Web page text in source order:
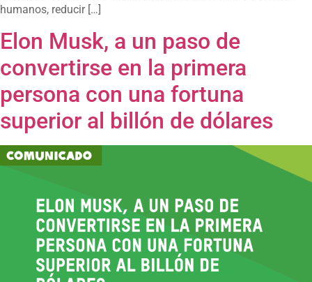
humanos, reducir […]
Elon Musk, a un paso de
convertirse en la primera
persona con una fortuna
superior al billón de dólares